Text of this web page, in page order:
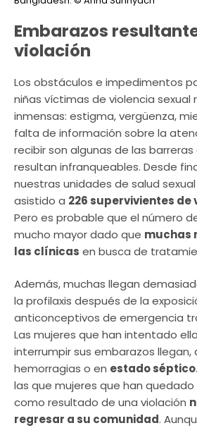
Embarazos
violación
Los obstáculos e impedimentos
niñas víctimas de violencia sexual
inmensas: estigma, vergüenza,
falta de información sobre la
recibir son algunas de las barreras
resultan infranqueables. Desde
nuestras unidades de salud
asistido a 226 supervivientes de
Pero es probable que el número
mucho mayor dado que muchas
las clínicas en busca de
Además, muchas llegan
la profilaxis después de la
anticonceptivos de emergencia
Las mujeres que han intentado
interrumpir sus embarazos llegan,
hemorragias o en estado séptico
las que mujeres que han
como resultado de una violación
regresar a su comunidad.